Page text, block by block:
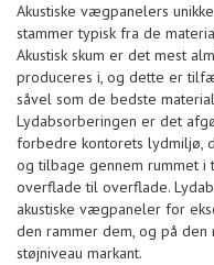
Akustiske vægpanelers
stammer typisk fra de
Akustisk skum er det mest
produceres i, og dette er
såvel som de bedste
Lydabsorberingen er det
forbedre kontorets lydmiljø,
og tilbage gennem rummet
overflade til overflade.
akustiske vægpaneler for
den rammer dem, og på
støjniveau markant.